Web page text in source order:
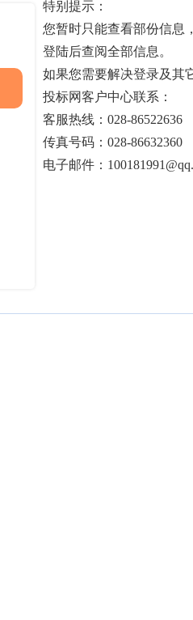
特别提示：
您暂时只能查看部份信息
登陆后查阅全部信息。
如果您需要解决登录及其
投标网客户中心联系：
客服热线：028-86522636
传真号码：028-86632360
电子邮件：